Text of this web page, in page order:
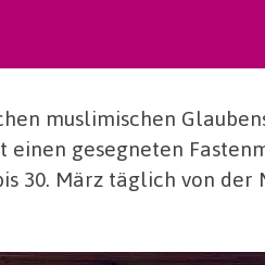
muslimischen
einen gesegneten
30. März täglich von der